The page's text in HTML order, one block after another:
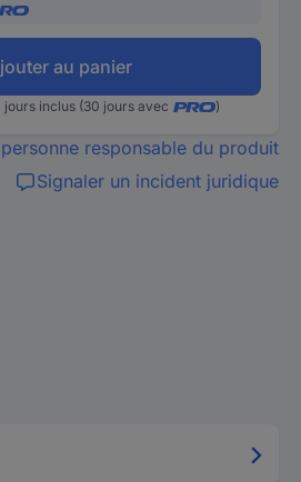
au panier
jours inclus (30 jours avec )
responsable du produit
Signaler un incident juridique